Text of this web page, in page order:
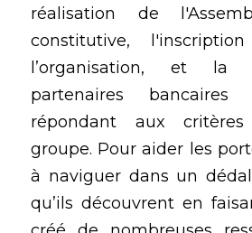
réalisation de
constitutive,
l’organisation, et la
partenaires bancaires
répondant aux
groupe. Pour aider les
à naviguer dans un
qu’ils découvrent en